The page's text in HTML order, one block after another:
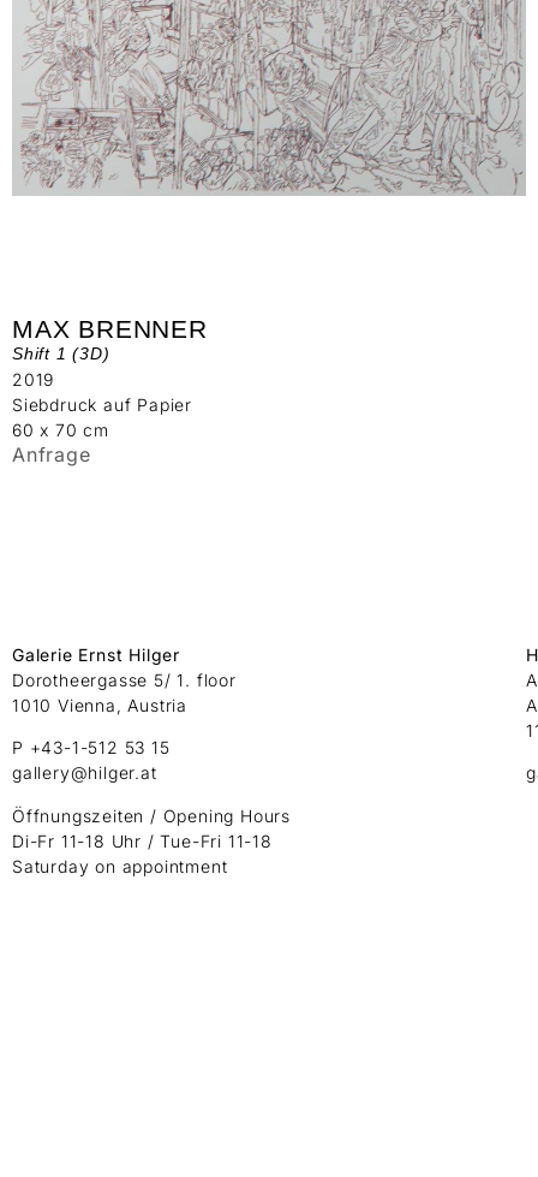
MAX BRENNER
Shift 1 (3D)
2019
Siebdruck auf Papier
60 x 70 cm
Anfrage
Galerie Ernst Hilger
Dorotheergasse 5/ 1. floor
1010 Vienna, Austria
P +43-1-512 53 15
gallery@hilger.at
Öffnungszeiten / Opening Hours
Di-Fr 11-18 Uhr / Tue-Fri 11-18
Saturday on appointment